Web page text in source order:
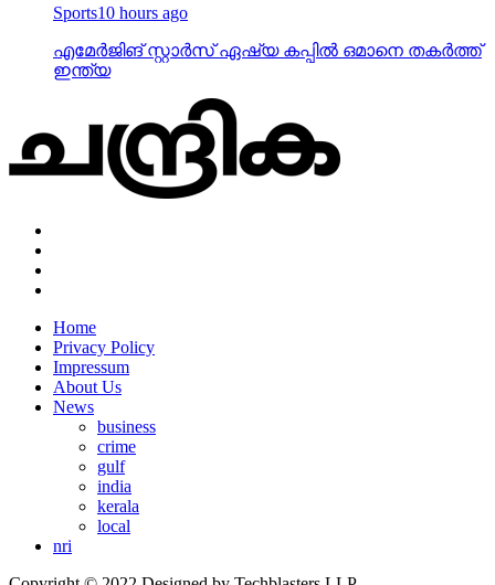
Sports10 hours ago
എമേര്‍ജിങ് സ്റ്റാര്‍സ് ഏഷ്യ കപ്പില്‍ ഒമാനെ തകര്‍ത്ത്
ഇന്ത്യ
Home
Privacy Policy
Impressum
About Us
News
business
crime
gulf
india
kerala
local
nri